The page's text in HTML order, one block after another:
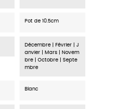
Pot de 10.5cm
Décembre | Février | J
anvier | Mars | Novem
bre | Octobre | Septe
mbre
Blanc